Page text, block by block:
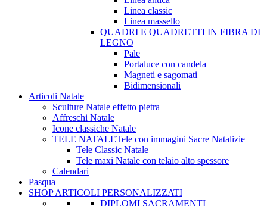
Linea classic
Linea massello
QUADRI E QUADRETTI IN FIBRA DI
LEGNO
Pale
Portaluce con candela
Magneti e sagomati
Bidimensionali
Articoli Natale
Sculture Natale effetto pietra
Affreschi Natale
Icone classiche Natale
TELE NATALETele con immagini Sacre Natalizie
Tele Classic Natale
Tele maxi Natale con telaio alto spessore
Calendari
Pasqua
SHOP ARTICOLI PERSONALIZZATI
DIPLOMI SACRAMENTI